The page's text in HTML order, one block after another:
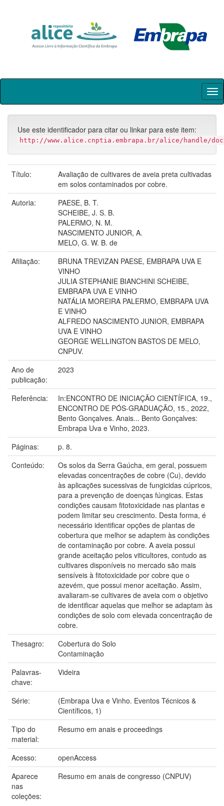
Skip
Use este identificador para citar ou linkar para este item:
http://www.alice.cnptia.embrapa.br/alice/handle/doc/
Título:
Avaliação de cultivares de aveia preta cultivadas
em solos contaminados por cobre.
Autoria:
PAESE, B. T.
SCHEIBE, J. S. B.
PALERMO, N. M.
NASCIMENTO JUNIOR, A.
MELO, G. W. B. de
Afiliação:
BRUNA TREVIZAN PAESE, EMBRAPA UVA E
VINHO
JULIA STEPHANIE BIANCHINI SCHEIBE,
EMBRAPA UVA E VINHO
NATÁLIA MOREIRA PALERMO, EMBRAPA UVA
E VINHO
ALFREDO NASCIMENTO JUNIOR, EMBRAPA
UVA E VINHO
GEORGE WELLINGTON BASTOS DE MELO,
CNPUV.
Ano de
publicação:
2023
Referência:
In:ENCONTRO DE INICIAÇÃO CIENTÍFICA, 19.,
ENCONTRO DE PÓS-GRADUAÇÃO, 15., 2022,
Bento Gonçalves. Anais... Bento Gonçalves:
Embrapa Uva e Vinho, 2023.
Páginas:
p. 8.
Conteúdo:
Os solos da Serra Gaúcha, em geral, possuem
elevadas concentrações de cobre (Cu), devido
às aplicações sucessivas de fungicidas cúpricos,
para a prevenção de doenças fúngicas. Estas
condições causam fitotoxicidade nas plantas e
podem limitar seu crescimento. Desta forma, é
necessário identificar opções de plantas de
cobertura que melhor se adaptem às condições
de contaminação por cobre. A aveia possui
grande aceitação pelos viticultores, contudo as
cultivares disponíveis no mercado são mais
sensíveis à fitotoxicidade por cobre que o
azevém, que possui menor aceitação. Assim,
avaliaram-se cultivares de aveia com o objetivo
de identificar aquelas que melhor se adaptam às
condições de solo com elevada concentração de
cobre.
Thesagro:
Cobertura do Solo
Contaminação
Palavras-
chave:
Videira
Série:
(Embrapa Uva e Vinho. Eventos Técnicos &
Científicos, 1)
Tipo do
material:
Resumo em anais e proceedings
Acesso:
openAccess
Aparece
nas
coleções:
Resumo em anais de congresso (CNPUV)